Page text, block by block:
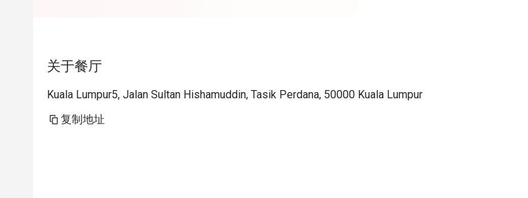
关于餐厅
Kuala Lumpur5, Jalan Sultan Hishamuddin, Tasik Perdana, 50000 Kuala Lumpur
复制地址